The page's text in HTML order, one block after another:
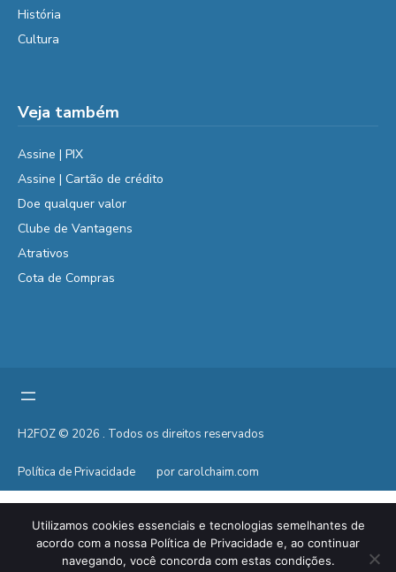
História
Cultura
Veja também
Assine | PIX
Assine | Cartão de crédito
Doe qualquer valor
Clube de Vantagens
Atrativos
Cota de Compras
H2FOZ © 2026 . Todos os direitos reservados
Política de Privacidade por carolchaim.com
Utilizamos cookies essenciais e tecnologias semelhantes de
acordo com a nossa Política de Privacidade e, ao continuar
navegando, você concorda com estas condições.